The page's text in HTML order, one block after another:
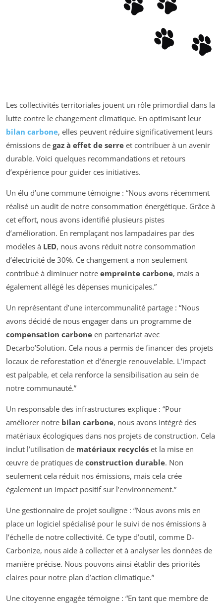
Les collectivités territoriales jouent un rôle primordial dans la
lutte contre le changement climatique. En optimisant leur
bilan carbone, elles peuvent réduire significativement leurs
émissions de gaz à effet de serre et contribuer à un avenir
durable. Voici quelques recommandations et retours
d’expérience pour guider ces initiatives.
Un élu d’une commune témoigne : “Nous avons récemment
réalisé un audit de notre consommation énergétique. Grâce à
cet effort, nous avons identifié plusieurs pistes
d’amélioration. En remplaçant nos lampadaires par des
modèles à LED, nous avons réduit notre consommation
d’électricité de 30%. Ce changement a non seulement
contribué à diminuer notre empreinte carbone, mais a
également allégé les dépenses municipales.”
Un représentant d’une intercommunalité partage : “Nous
avons décidé de nous engager dans un programme de
compensation carbone en partenariat avec
Decarbo’Solution. Cela nous a permis de financer des projets
locaux de reforestation et d’énergie renouvelable. L’impact
est palpable, et cela renforce la sensibilisation au sein de
notre communauté.”
Un responsable des infrastructures explique : “Pour
améliorer notre bilan carbone, nous avons intégré des
matériaux écologiques dans nos projets de construction. Cela
inclut l’utilisation de matériaux recyclés et la mise en
œuvre de pratiques de construction durable. Non
seulement cela réduit nos émissions, mais cela crée
également un impact positif sur l’environnement.”
Une gestionnaire de projet souligne : “Nous avons mis en
place un logiciel spécialisé pour le suivi de nos émissions à
l’échelle de notre collectivité. Ce type d’outil, comme D-
Carbonize, nous aide à collecter et à analyser les données de
manière précise. Nous pouvons ainsi établir des priorités
claires pour notre plan d’action climatique.”
Une citoyenne engagée témoigne : “En tant que membre de